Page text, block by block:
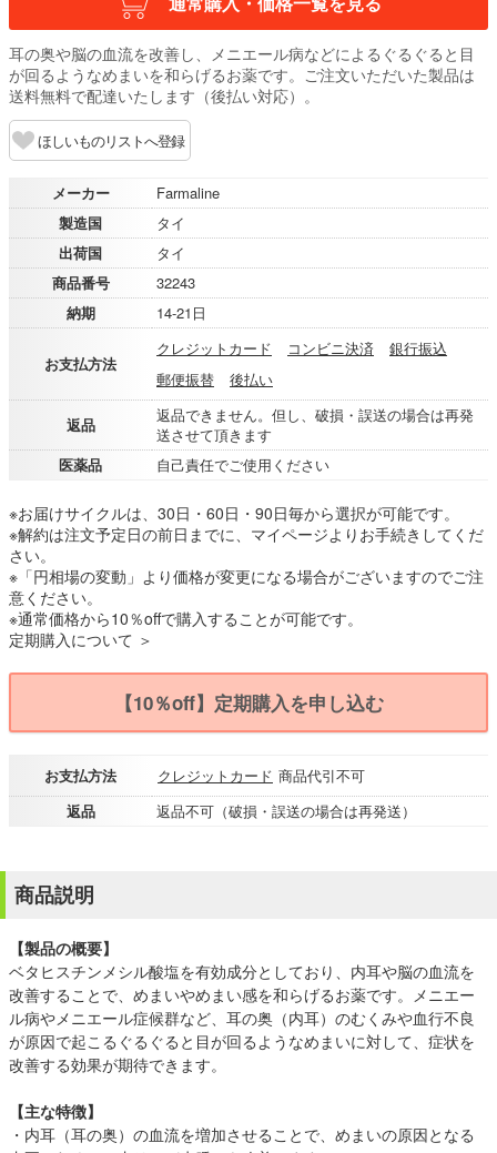
耳の奥や脳の血流を改善し、メニエール病などによるぐるぐると目
が回るようなめまいを和らげるお薬です。ご注文いただいた製品は
送料無料で配達いたします（後払い対応）。
ほしいものリストへ登録
メーカー
Farmaline
製造国
タイ
出荷国
タイ
商品番号
32243
納期
14-21日
お支払方法
クレジットカード コンビニ決済
銀行振込
郵便振替
後払い
返品
返品できません。但し、破損・誤送の場合は再発
送させて頂きます
医薬品
自己責任でご使用ください
※お届けサイクルは、30日・60日・90日毎から選択が可能です。
※解約は注文予定日の前日までに、マイページよりお手続きしてくだ
さい。
※「円相場の変動」より価格が変更になる場合がございますのでご注
意ください。
※通常価格から10％offで購入することが可能です。
定期購入について ＞
【10％off】定期購入を申し込む
お支払方法 クレジットカード 商品代引不可
返品
返品不可（破損・誤送の場合は再発送）
商品説明
【製品の概要】
ベタヒスチンメシル酸塩を有効成分としており、内耳や脳の血流を
改善することで、めまいやめまい感を和らげるお薬です。メニエー
ル病やメニエール症候群など、耳の奥（内耳）のむくみや血行不良
が原因で起こるぐるぐると目が回るようなめまいに対して、症状を
改善する効果が期待できます。
【主な特徴】
・内耳（耳の奥）の血流を増加させることで、めまいの原因となる